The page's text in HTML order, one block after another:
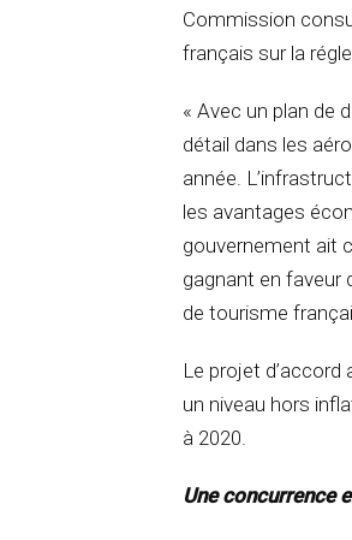
Commission
français sur la
« Avec un plan de
détail dans les
année.
les avantages
gouvernement ait
gagnant en faveur
de tourisme
Le projet d’accord
un niveau hors
à 2020.
Une concurrence